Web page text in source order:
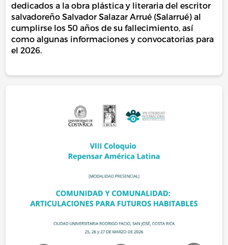
dedicados a la obra plástica y literaria del escritor
salvadoreño Salvador Salazar Arrué (Salarrué) al
cumplirse los 50 años de su fallecimiento, así
como algunas informaciones y convocatorias para
el 2026.